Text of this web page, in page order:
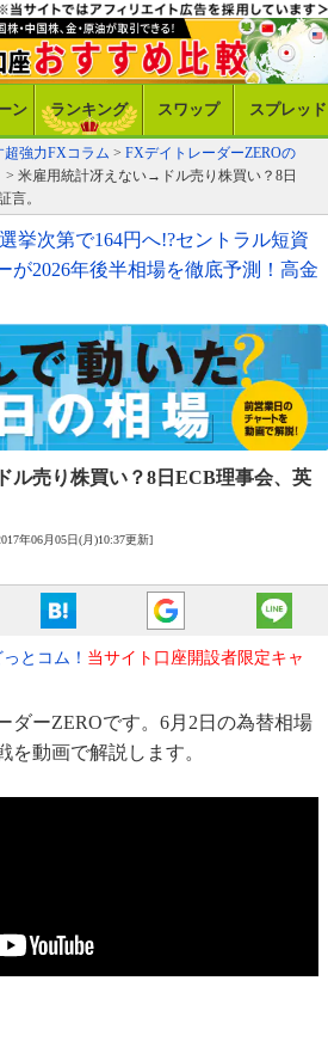
ン ランキング スワップ スプレッド
超強力FXコラム > FXデイトレーダーZEROの
> 米雇用統計冴えない→ドル売り株買い？8日
言。
挙次第で164円へ!?セントラル短資
が2026年後半相場を徹底予測！高金
ル売り株買い？8日ECB理事会、英
年06月05日(月)10:37更新]
とコム！ 当サイト口座開設者限定キャ
ダーZEROです。6月2日の為替相場
を動画で解説します。